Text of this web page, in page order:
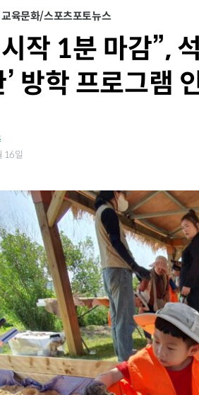
교육문화/스포츠포토뉴스
작 1분 마감”,
방학 프로그램
16일